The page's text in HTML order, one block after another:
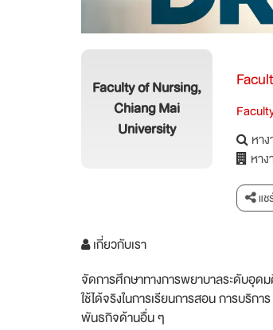
Faculty of Nursing,
Chiang Mai
University
หา
หา
แช
เกี่ยวกับเรา
จัดการศึกษาทางการพยาบาลระดับอุ
ใช้ได้จริงในการเรียนการสอน การบริก
พันธกิจด้านอื่น ๆ